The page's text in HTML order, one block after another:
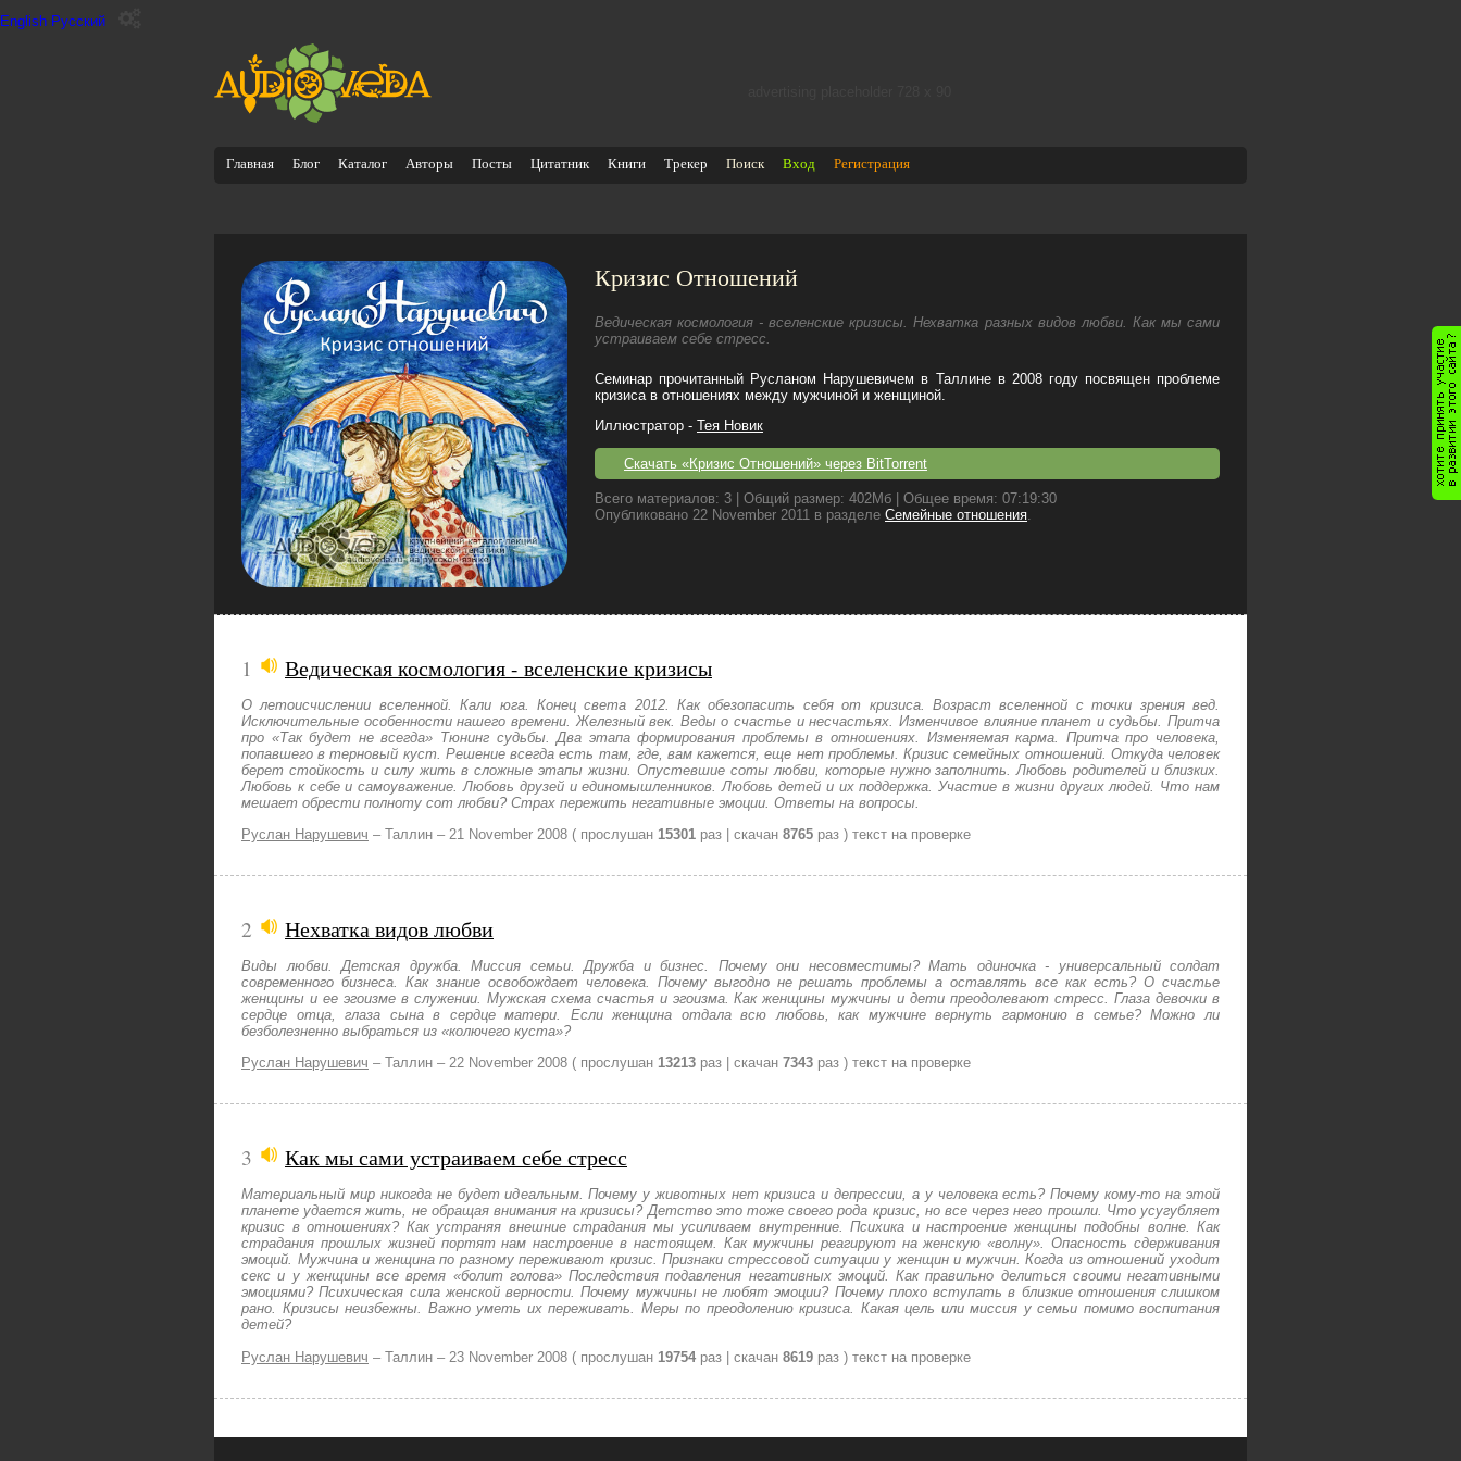
English Русский
Главная Блог Каталог Авторы Посты Цитатник Книги Трекер Поиск Вход Регистрация
Кризис Отношений
Ведическая космология - вселенские кризисы. Нехватка разных видов любви. Как мы сами
устраиваем себе стресс.
Семинар прочитанный Русланом Нарушевичем в Таллине в 2008 году посвящен проблеме
кризиса в отношениях между мужчиной и женщиной.
Иллюстратор - Тея Новик
Скачать «Кризис Отношений» через BitTorrent
Всего материалов: 3 | Общий размер: 402Мб | Общее время: 07:19:30
Опубликовано 22 November 2011 в разделе Семейные отношения.
1 Ведическая космология - вселенские кризисы
О летоисчислении вселенной. Кали юга. Конец света 2012. Как обезопасить себя от кризиса. Возраст вселенной с точки зрения вед.
Исключительные особенности нашего времени. Железный век. Веды о счастье и несчастьях. Изменчивое влияние планет и судьбы. Притча
про «Так будет не всегда» Тюнинг судьбы. Два этапа формирования проблемы в отношениях. Изменяемая карма. Притча про человека,
попавшего в терновый куст. Решение всегда есть там, где, вам кажется, еще нет проблемы. Кризис семейных отношений. Откуда человек
берет стойкость и силу жить в сложные этапы жизни. Опустевшие соты любви, которые нужно заполнить. Любовь родителей и близких.
Любовь к себе и самоуважение. Любовь друзей и единомышленников. Любовь детей и их поддержка. Участие в жизни других людей. Что нам
мешает обрести полноту сот любви? Страх пережить негативные эмоции. Ответы на вопросы.
Руслан Нарушевич – Таллин – 21 November 2008 ( прослушан 15301 раз | скачан 8765 раз ) текст на проверке
2 Нехватка видов любви
Виды любви. Детская дружба. Миссия семьи. Дружба и бизнес. Почему они несовместимы? Мать одиночка - универсальный солдат
современного бизнеса. Как знание освобождает человека. Почему выгодно не решать проблемы а оставлять все как есть? О счастье
женщины и ее эгоизме в служении. Мужская схема счастья и эгоизма. Как женщины мужчины и дети преодолевают стресс. Глаза девочки в
сердце отца, глаза сына в сердце матери. Если женщина отдала всю любовь, как мужчине вернуть гармонию в семье? Можно ли
безболезненно выбраться из «колючего куста»?
Руслан Нарушевич – Таллин – 22 November 2008 ( прослушан 13213 раз | скачан 7343 раз ) текст на проверке
3 Как мы сами устраиваем себе стресс
Материальный мир никогда не будет идеальным. Почему у животных нет кризиса и депрессии, а у человека есть? Почему кому-то на этой
планете удается жить, не обращая внимания на кризисы? Детство это тоже своего рода кризис, но все через него прошли. Что усугубляет
кризис в отношениях? Как устраняя внешние страдания мы усиливаем внутренние. Психика и настроение женщины подобны волне. Как
страдания прошлых жизней портят нам настроение в настоящем. Как мужчины реагируют на женскую «волну». Опасность сдерживания
эмоций. Мужчина и женщина по разному переживают кризис. Признаки стрессовой ситуации у женщин и мужчин. Когда из отношений уходит
секс и у женщины все время «болит голова» Последствия подавления негативных эмоций. Как правильно делиться своими негативными
эмоциями? Психическая сила женской верности. Почему мужчины не любят эмоции? Почему плохо вступать в близкие отношения слишком
рано. Кризисы неизбежны. Важно уметь их переживать. Меры по преодолению кризиса. Какая цель или миссия у семьи помимо воспитания
детей?
Руслан Нарушевич – Таллин – 23 November 2008 ( прослушан 19754 раз | скачан 8619 раз ) текст на проверке